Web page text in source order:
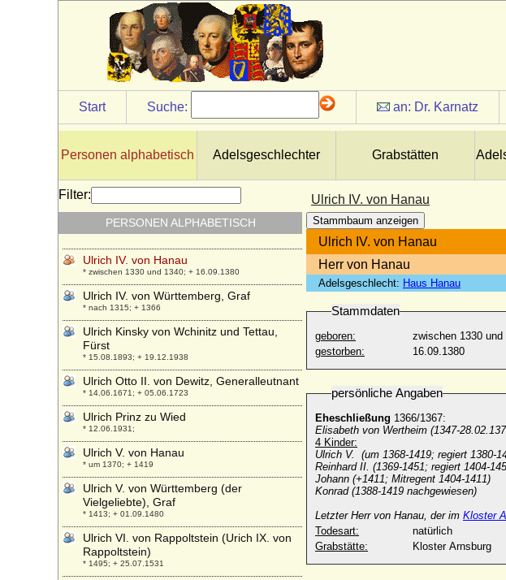
Start Suche: an: Dr. Karnatz
Personen alphabetisch Adelsgeschlechter Grabstätten
Ulrich IV. von Hanau
Stammbaum anzeigen
Ulrich IV. von Hanau
Herr von Hanau
Adelsgeschlecht: Haus Hanau
Stammdaten
geboren:
zwischen 1330 und
gestorben:
16.09.1380
persönliche Angaben
Eheschließung 1366/1367:
Elisabeth von Wertheim (1347-
4 Kinder:
Ulrich V. (um 1368-1419; regiert 1380-
Reinhard II. (1369-1451; regiert 1404-
Johann (+1411; Mitregent 1404-1411)
Konrad (1388-1419 nachgewiesen)
Letzter Herr von Hanau, der im Kloster
Todesart:
natürlich
Grabstätte:
Kloster Arnsburg
Filter:
PERSONEN ALPHABETISCH
* um 1310; + 31.08.1369
Ulrich III. von Kärnten
* 1220; + 27.10.1269
Ulrich III. von Kyburg
* unbekannt; + 1227
Ulrich III. von Mecklenburg-Güstrow,
Ulrich III. von Moltzan
* um 1520; + 05.04.1571
Ulrich III. von Pfirt
* 1281; + 11.03.1324
Ulrich III. von Württemberg, Graf
* nach 1286; + 11.07.1344
Ulrich IV. von Hanau
* zwischen 1330 und 1340; + 16.09.1380
Ulrich IV. von Württemberg, Graf
* nach 1315; + 1366
Ulrich Kinsky von Wchinitz und Tettau,
Fürst
* 15.08.1893; + 19.12.1938
Ulrich Otto II. von Dewitz, Generalleutnant
* 14.06.1671; + 05.06.1723
Ulrich Prinz zu Wied
* 12.06.1931;
Ulrich V. von Hanau
* um 1370; + 1419
Ulrich V. von Württemberg (der
Vielgeliebte), Graf
* 1413; + 01.09.1480
Ulrich VI. von Rappoltstein (Urich IX. von
Rappoltstein)
* 1495; + 25.07.1531